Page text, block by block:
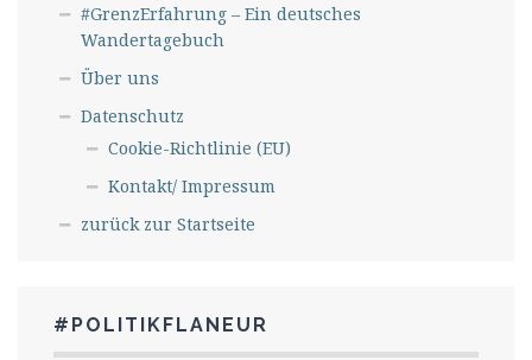
#GrenzErfahrung – Ein deutsches
Wandertagebuch
Über uns
Datenschutz
Cookie-Richtlinie (EU)
Kontakt/ Impressum
zurück zur Startseite
#POLITIKFLANEUR